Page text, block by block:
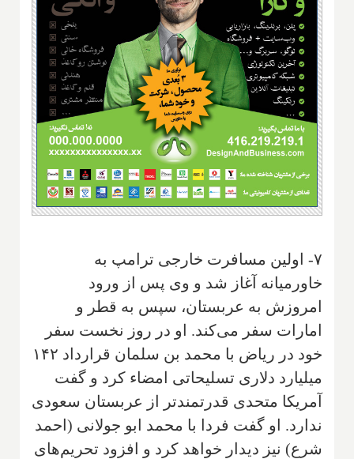
۷- اولین مسافرت خارجی ترامپ به
خاورمیانه آغاز شد و وی پس از ورود
امروزش به عربستان، سپس به قطر و
امارات سفر می‌کند. او در روز نخست سفر
خود در ریاض با محمد بن سلمان قرارداد ۱۴۲
میلیارد دلاری تسلیحاتی امضاء کرد و گفت
آمریکا متحدی قدرتمندتر از عربستان سعودی
ندارد. او گفت فردا با محمد ابو جولانی (احمد
شرع) نیز دیدار خواهد کرد و افزود تحریم‌های